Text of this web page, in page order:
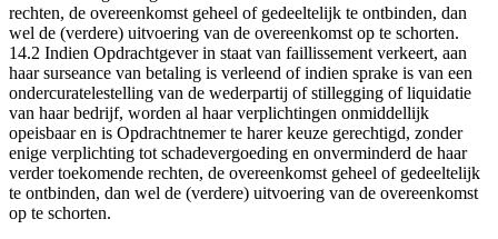
rechten, de overeenkomst geheel of gedeeltelijk te ontbinden, dan
wel de (verdere) uitvoering van de overeenkomst op te schorten.
14.2 Indien Opdrachtgever in staat van faillissement verkeert, aan
haar surseance van betaling is verleend of indien sprake is van een
ondercuratelestelling van de wederpartij of stillegging of liquidatie
van haar bedrijf, worden al haar verplichtingen onmiddellijk
opeisbaar en is Opdrachtnemer te harer keuze gerechtigd, zonder
enige verplichting tot schadevergoeding en onverminderd de haar
verder toekomende rechten, de overeenkomst geheel of gedeeltelijk
te ontbinden, dan wel de (verdere) uitvoering van de overeenkomst
op te schorten.